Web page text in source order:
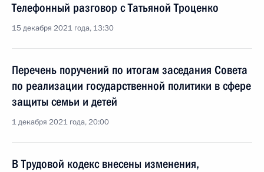
Телефонный разговор с Татьяной Троценко
15 декабря 2021 года, 13:30
Перечень поручений по итогам заседания Совета
по реализации государственной политики в сфере
защиты семьи и детей
1 декабря 2021 года, 20:00
В Трудовой кодекс внесены изменения,